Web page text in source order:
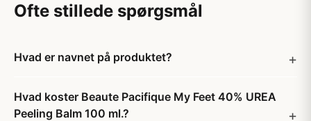
Ofte stillede spørgsmål
Hvad er navnet på produktet?
Hvad koster Beaute Pacifique My Feet 40% UREA
Peeling Balm 100 ml.?